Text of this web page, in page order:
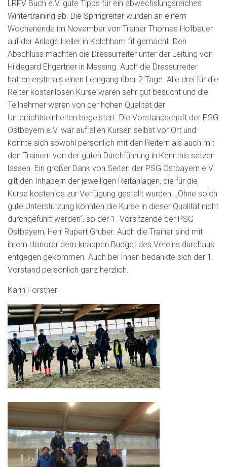
LRFV Buch e.V. gute Tipps für ein abwechslungsreiches
Wintertraining ab. Die Springreiter wurden an einem
Wochenende im November von Trainer Thomas Hofbauer
auf der Anlage Heller in Kelchham fit gemacht. Den
Abschluss machten die Dressurreiter unter der Leitung von
Hildegard Ehgartner in Massing. Auch die Dressurreiter
hatten erstmals einen Lehrgang über 2 Tage. Alle drei für die
Reiter kostenlosen Kurse waren sehr gut besucht und die
Teilnehmer waren von der hohen Qualität der
Unterrichtseinheiten begeistert. Die Vorstandschaft der PSG
Ostbayern e.V. war auf allen Kursen selbst vor Ort und
konnte sich sowohl persönlich mit den Reitern als auch mit
den Trainern von der guten Durchführung in Kenntnis setzen
lassen. Ein großer Dank von Seiten der PSG Ostbayern e.V.
gilt den Inhabern der jeweiligen Reitanlagen, die für die
Kurse kostenlos zur Verfügung gestellt wurden. „Ohne solch
gute Unterstützung könnten die Kurse in dieser Qualität nicht
durchgeführt werden“, so der 1. Vorsitzende der PSG
Ostbayern, Herr Rupert Gruber. Auch die Trainer sind mit
ihrem Honorar dem knappen Budget des Vereins durchaus
entgegen gekommen. Auch bei Ihnen bedankte sich der 1.
Vorstand persönlich ganz herzlich.
Karin Forstner